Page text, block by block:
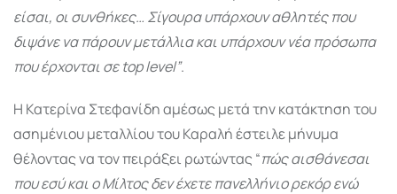
είσαι, οι συνθήκες… Σίγουρα υπάρχουν αθλητές που
διψάνε να πάρουν μετάλλια και υπάρχουν νέα πρόσωπα
που έρχονται σε top level”.
Η Κατερίνα Στεφανίδη αμέσως μετά την κατάκτηση του
ασημένιου μεταλλίου του Καραλή έστειλε μήνυμα
θέλοντας να τον πειράξει ρωτώντας “πώς αισθάνεσαι
που εσύ και ο Μίλτος δεν έχετε πανελλήνιο ρεκόρ ενώ